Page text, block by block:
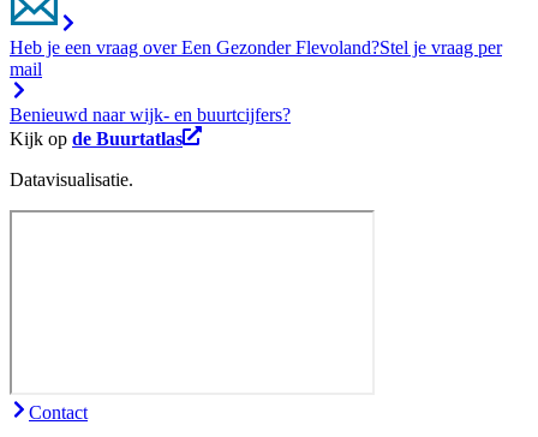
Heb je een vraag over Een Gezonder Flevoland?Stel je vraag per
mail
Benieuwd naar wijk- en buurtcijfers?
Kijk op de Buurtatlas
Datavisualisatie.
Contact